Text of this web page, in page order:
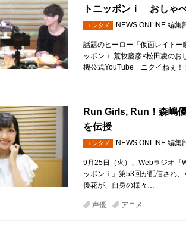
トニッポンｉ おしゃ
エンタメ NEWS ONLINE 編集
話題のヒーロー『仮面レイト
ッポンｉ 荒牧慶彦×松田凌の
機公式YouTube「ニクイねぇ
Run Girls, Run！森嶋
を伝授
エンタメ NEWS ONLINE 編集
9月25日（火）、Webラジオ『
ッポンｉ』第53回が配信され
優花が、自身の様々…
声優 アニメ